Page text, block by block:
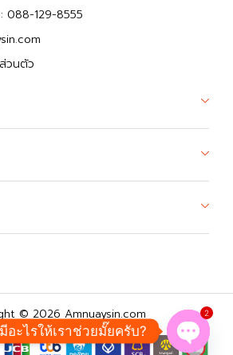
129-8555
วนตัว
© 2026 Amnuaysin.com
มีอะไรให้เราช่วยมั๊ยครับ?
2